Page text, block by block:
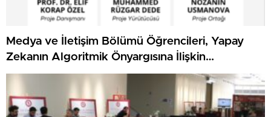
Medya ve İletişim Bölümü Öğrencileri, Yapay
Zekanın Algoritmik Önyargısına İlişkin
Farkındalık Düzeylerini Araştıracak